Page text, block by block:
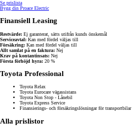
Se prislista
Bygg din Proace Electric
Finansiell Leasing
Restvärde: Ej garanterat, sätts utifrån kunds önskemål
Serviceavtal: Kan med fördel väljas till
Försäkring: Kan med fördel väljas till
Allt samlat på en faktura: Nej
Krav på kontantinsats: Nej
Första förhöjd hyra: 20 %
Toyota Professional
Toyota Relax
Toyota Eurocare vägassistans
Toyota Non Stop - Lånebil
Toyota Express Service
Finansierings- och försäkringslösningar för transportbilar
Alla prislistor